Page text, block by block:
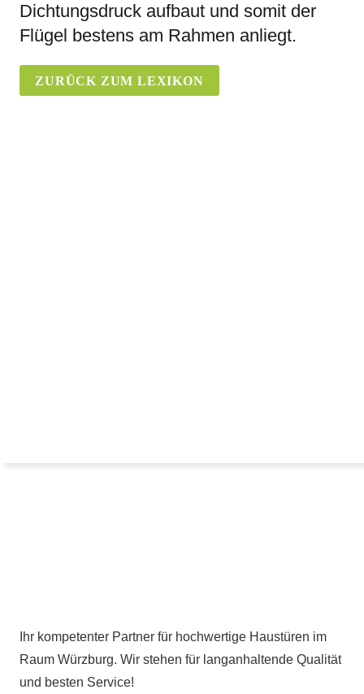
Dichtungsdruck aufbaut und somit der
Flügel bestens am Rahmen anliegt.
ZURÜCK ZUM LEXIKON
Ihr kompetenter Partner für hochwertige Haustüren im
Raum Würzburg. Wir stehen für langanhaltende Qualität
und besten Service!